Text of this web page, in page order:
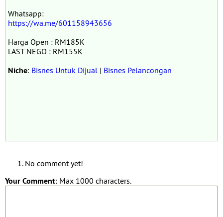
Whatsapp:
https://wa.me/601158943656
Harga Open : RM185K
LAST NEGO : RM155K
Niche: Bisnes Untuk Dijual | Bisnes Pelancongan
No comment yet!
Your Comment: Max 1000 characters.